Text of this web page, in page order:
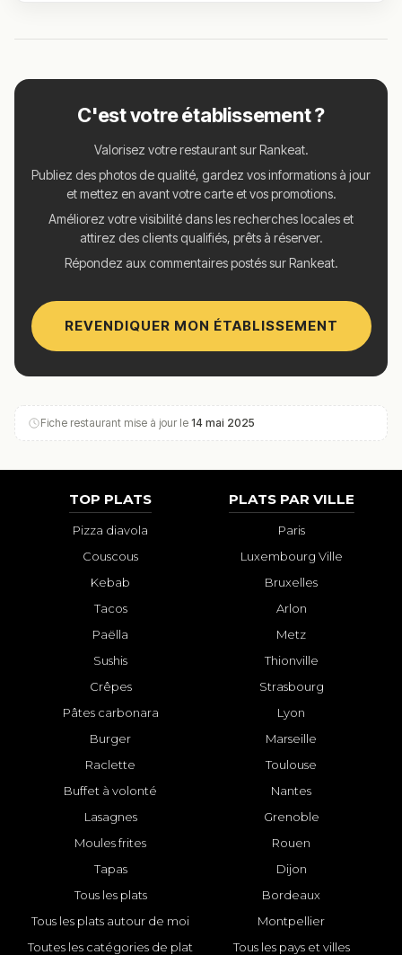
C'est votre établissement ?
Valorisez votre restaurant sur Rankeat.
Publiez des photos de qualité, gardez vos informations à jour
et mettez en avant votre carte et vos promotions.
Améliorez votre visibilité dans les recherches locales et
attirez des clients qualifiés, prêts à réserver.
Répondez aux commentaires postés sur Rankeat.
REVENDIQUER MON ÉTABLISSEMENT
Fiche restaurant mise à jour le 14 mai 2025
TOP PLATS
Pizza diavola
Couscous
Kebab
Tacos
Paëlla
Sushis
Crêpes
Pâtes carbonara
Burger
Raclette
Buffet à volonté
Lasagnes
Moules frites
Tapas
Tous les plats
Tous les plats autour de moi
Toutes les catégories de plat
PLATS PAR VILLE
Paris
Luxembourg Ville
Bruxelles
Arlon
Metz
Thionville
Strasbourg
Lyon
Marseille
Toulouse
Nantes
Grenoble
Rouen
Dijon
Bordeaux
Montpellier
Tous les pays et villes